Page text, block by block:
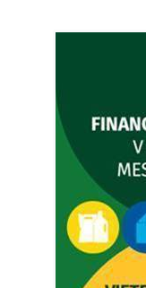
prípady bude
Zajtrajší zvoz
Vážený občan,
4. augusta 2026
Dnešný zvoz
Vážený občan,
5. augusta 2026